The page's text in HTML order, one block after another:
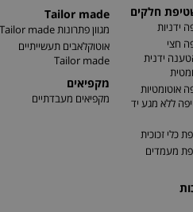
חלקים
ידניות
חצי
ידנית
אוטומטיות
ללא מגע יד
כלי זכוכית
מעמדים
Tailor made
מגוון פתרונות Tailor made
אוטוקלאבים תעשייתיים
Tailor made
מקפיאים
מקפיאים מעבדתיים